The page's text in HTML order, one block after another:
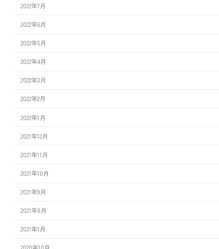
2022年7月
2022年6月
2022年5月
2022年4月
2022年3月
2022年2月
2022年1月
2021年12月
2021年11月
2021年10月
2021年9月
2021年8月
2021年1月